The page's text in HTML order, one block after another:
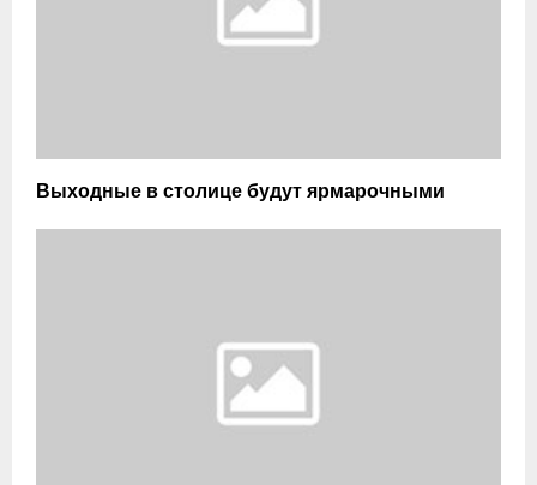
Выходные в столице будут ярмарочными